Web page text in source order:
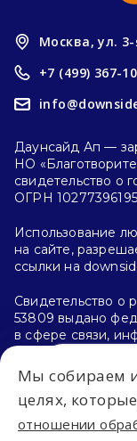
С чего
Москва, ул.
+7 (499) 367-
Даунсайд Ап —
НО
свидетельство о
ОГРН
Использование
на сайте,
ссылки на
Свидетельство
53809 выдано
в сфере связи,
и массовых
26.04.2013 г.
Политика
Мы собираем
целях,
отношении